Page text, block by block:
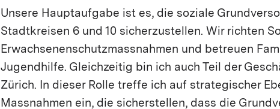
Unsere Hauptaufgabe ist es, die soziale
Stadtkreisen 6 und 10 sicherzustellen. Wir richten
Erwachsenenschutzmassnahmen und betreuen
Jugendhilfe. Gleichzeitig bin ich auch Teil der
Zürich. In dieser Rolle treffe ich auf strategischer
Massnahmen ein, die sicherstellen, dass die